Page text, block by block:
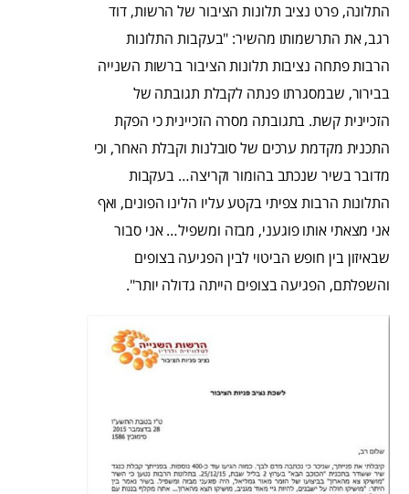
התלונה, פרט נציב תלונות הציבור של הרשות, דוד
רגב, את התרשמותו מהשיר: "בעקבות התלונות
הרבות פתחה נציבות תלונות הציבור ברשות השנייה
בבירור, שבמסגרתו פנתה לקבלת תגובתה של
הזכיינית קשת. בתגובתה מסרה הזכיינית כי הפקת
התכנית מקדמת ערכים של סובלנות וקבלת האחר, וכי
מדובר בשיר שנכתב בהומור וקריצה… בעקבות
התלונות הרבות צפיתי בקטע עליו הלינו הפונים, ואף
אני מצאתי אותו פוגעני, מבזה ומשפיל… אני סבור
שבאיזון בין חופש הביטוי לבין הפגיעה בצופים
והשפלתם, הפגיעה בצופים הייתה גדולה יותר".